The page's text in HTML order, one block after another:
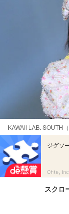
KAWAII LAB. SOUTH
ジグソ
Ohte, Inc.
スクロ